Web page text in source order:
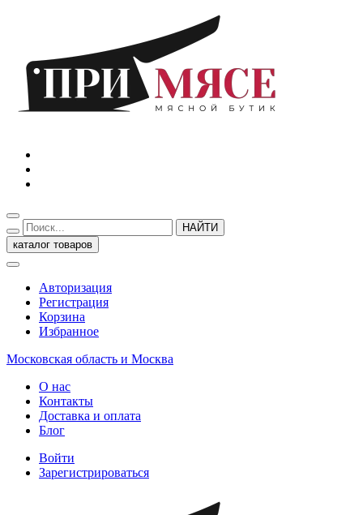
НАЙТИ
каталог товаров
Авторизация
Регистрация
Корзина
Избранное
Московская область и Москва
О нас
Контакты
Доставка и оплата
Блог
Войти
Зарегистрироваться